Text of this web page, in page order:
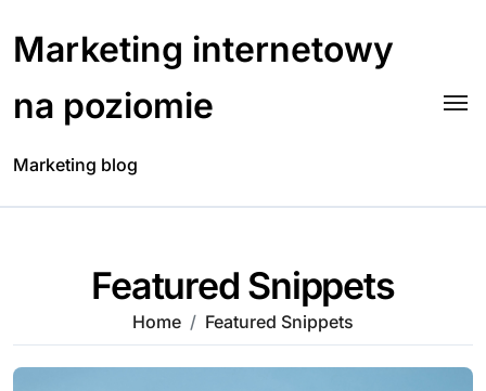
content
Marketing internetowy
na poziomie
Marketing blog
Featured Snippets
Home Featured Snippets